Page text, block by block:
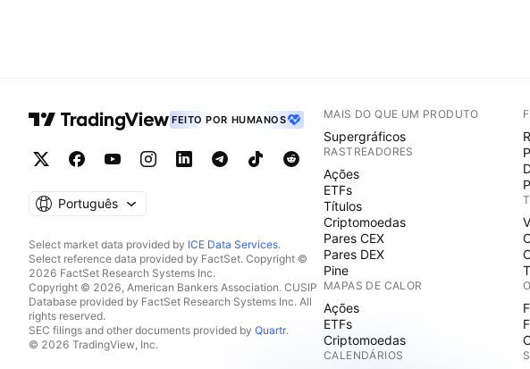
FEITO POR HUMANOS
Português
Select market data provided by ICE Data Services.
Select reference data provided by FactSet. Copyright ©
2026 FactSet Research Systems Inc.
Copyright © 2026, American Bankers Association. CUSIP
Database provided by FactSet Research Systems Inc. All
rights reserved.
SEC filings and other documents provided by Quartr.
© 2026 TradingView, Inc.
MAIS DO QUE UM PRODUTO
Supergráficos
RASTREADORES
Ações
ETFs
Títulos
Criptomoedas
Pares CEX
Pares DEX
Pine
MAPAS DE CALOR
Ações
ETFs
Criptomoedas
CALENDÁRIOS